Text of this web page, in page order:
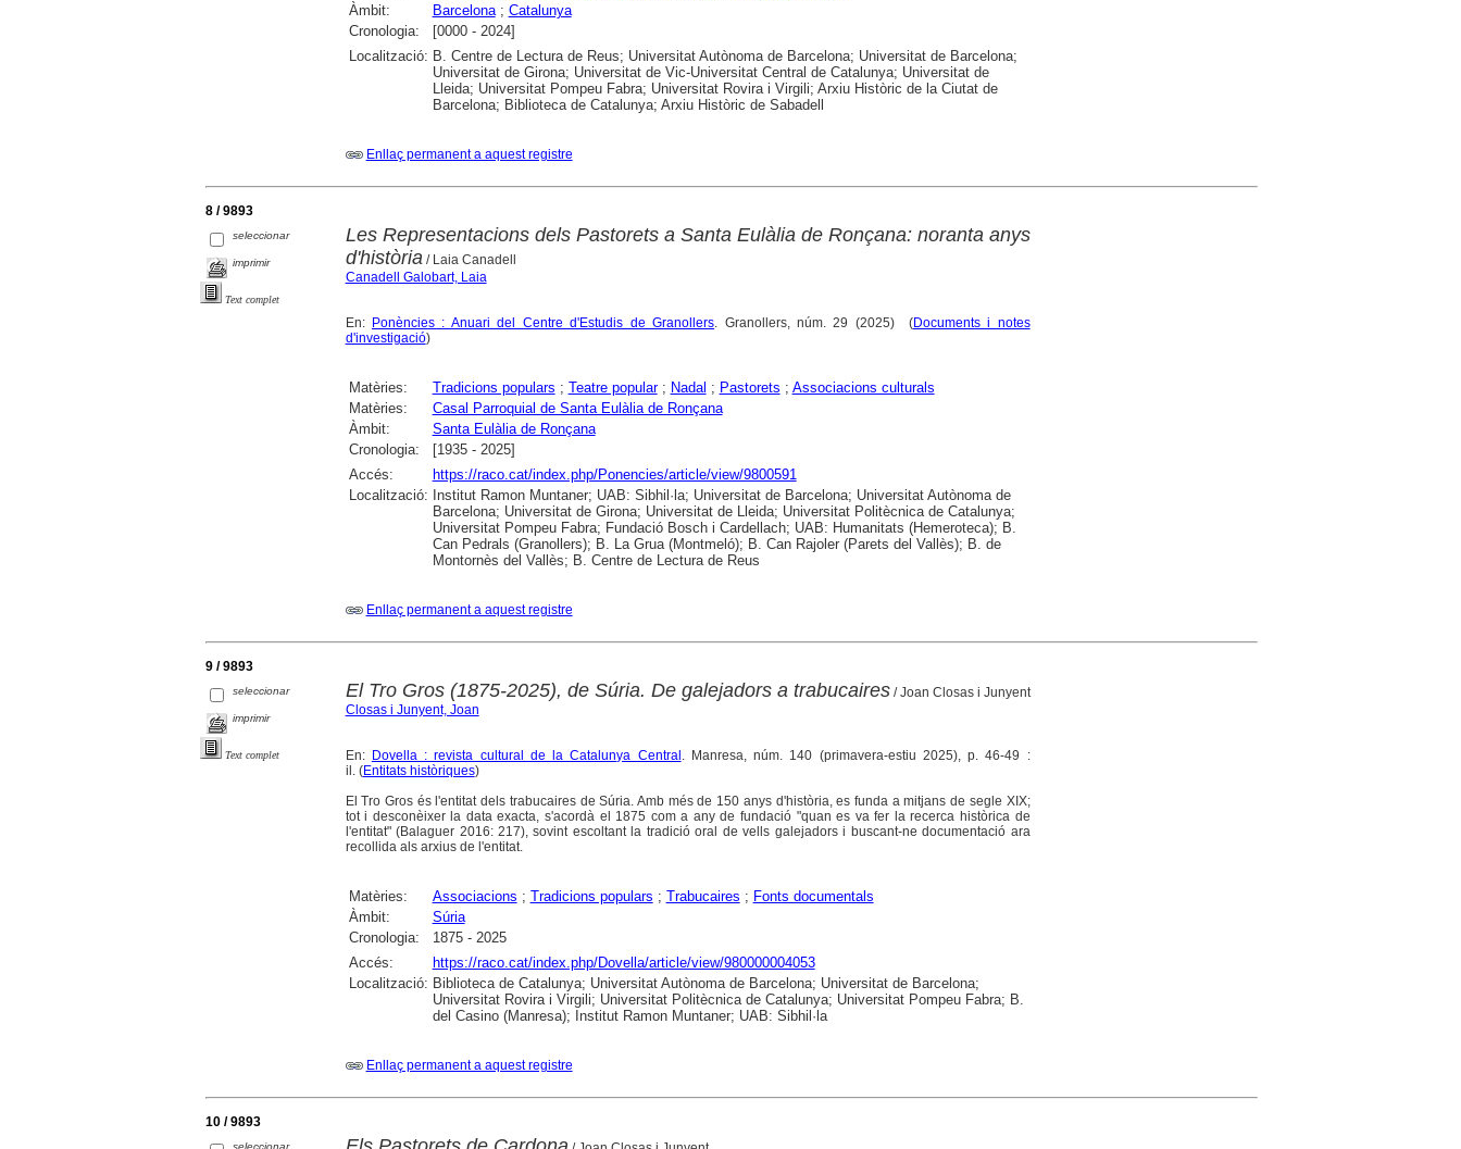
Àmbit:
Barcelona; Catalunya
Cronologia:
[0000 - 2024]
Localització: B. Centre de Lectura de Reus; Universitat Autònoma de Barcelona; Universitat de Barcelona;
Universitat de Girona; Universitat de Vic-Universitat Central de Catalunya; Universitat de
Lleida; Universitat Pompeu Fabra; Universitat Rovira i Virgili; Arxiu Històric de la Ciutat de
Barcelona; Biblioteca de Catalunya; Arxiu Històric de Sabadell
Enllaç permanent a aquest registre
8 / 9893
seleccionar
imprimir
Text complet
Les Representacions dels Pastorets a Santa Eulàlia de Ronçana: noranta anys
d'història / Laia Canadell
Canadell Galobart, Laia
En: Ponències : Anuari del Centre d'Estudis de Granollers . Granollers, núm. 29 (2025) (Documents i notes
d'investigació)
Matèries: Tradicions populars ; Teatre popular; Nadal ; Pastorets ; Associacions culturals
Matèries:
Casal Parroquial de Santa Eulàlia de Ronçana
Àmbit:
Santa Eulàlia de Ronçana
Cronologia:
[1935 - 2025]
Accés:
https://raco.cat/index.php/Ponencies/article/view/9800591
Localització: Institut Ramon Muntaner; UAB: Sibhil·la; Universitat de Barcelona; Universitat Autònoma de
Barcelona; Universitat de Girona; Universitat de Lleida; Universitat Politècnica de Catalunya;
Universitat Pompeu Fabra; Fundació Bosch i Cardellach; UAB: Humanitats (Hemeroteca); B.
Can Pedrals (Granollers); B. La Grua (Montmeló); B. Can Rajoler (Parets del Vallès); B. de
Montornès del Vallès; B. Centre de Lectura de Reus
Enllaç permanent a aquest registre
9 / 9893
seleccionar
imprimir
Text complet
El Tro Gros (1875-2025), de Súria. De galejadors a trabucaires/ Joan Closas i Junyent
Closas i Junyent, Joan
En: Dovella : revista cultural de la Catalunya Central. Manresa, núm. 140 (primavera-estiu 2025), p. 46-49 :
il. (Entitats històriques)
El Tro Gros és l'entitat dels trabucaires de Súria. Amb més de 150 anys d'història, es funda a mitjans de segle XIX;
tot i desconèixer la data exacta, s'acordà el 1875 com a any de fundació "quan es va fer la recerca històrica de
l'entitat" (Balaguer 2016: 217), sovint escoltant la tradició oral de vells galejadors i buscant-ne documentació ara
recollida als arxius de l'entitat.
Matèries: Associacions ; Tradicions populars ; Trabucaires ; Fonts documentals
Àmbit:
Súria
Cronologia:
1875 - 2025
Accés:
https://raco.cat/index.php/Dovella/article/view/980000004053
Localització: Biblioteca de Catalunya; Universitat Autònoma de Barcelona; Universitat de Barcelona;
Universitat Rovira i Virgili; Universitat Politècnica de Catalunya; Universitat Pompeu Fabra; B.
del Casino (Manresa); Institut Ramon Muntaner; UAB: Sibhil·la
Enllaç permanent a aquest registre
10 / 9893
seleccionar